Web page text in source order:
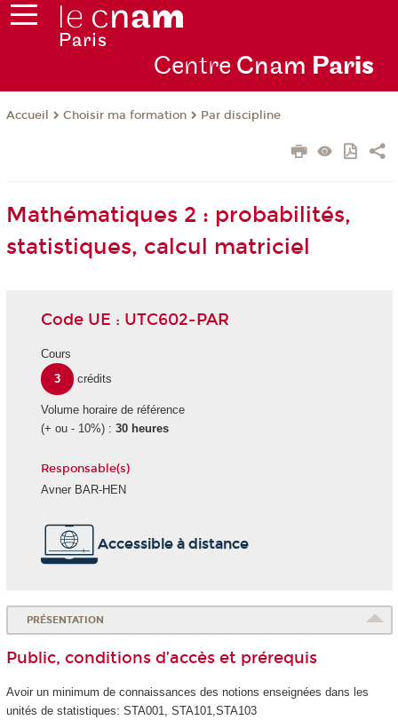
Centre Cnam Paris
Accueil Choisir ma formation Par discipline
Mathématiques 2 : probabilités,
statistiques, calcul matriciel
Code UE : UTC602-PAR
Cours
3
crédits
Volume horaire de référence
(+ ou - 10%) : 30 heures
Responsable(s)
Avner BAR-HEN
Accessible à distance
PRÉSENTATION
Public, conditions d’accès et prérequis
Avoir un minimum de connaissances des notions enseignées dans les
unités de statistiques: STA001, STA101,STA103